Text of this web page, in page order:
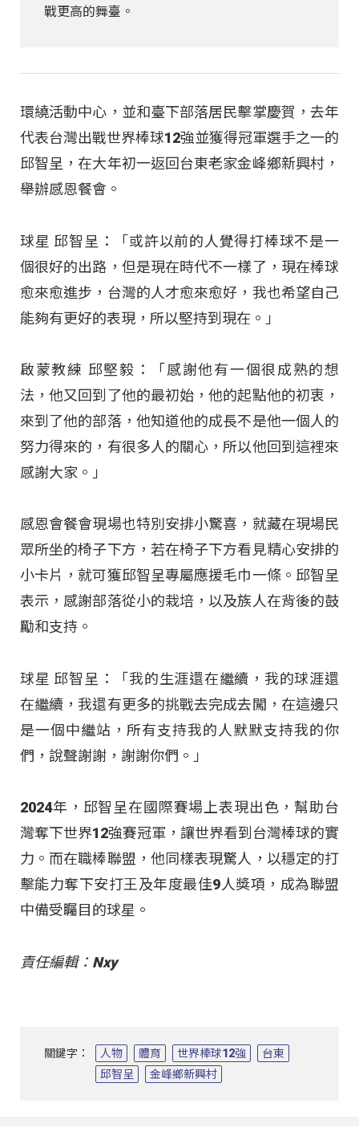
戰更高的舞臺。
環繞活動中心，並和臺下部落居民擊掌慶賀，去年
代表台灣出戰世界棒球12強並獲得冠軍選手之一的
邱智呈，在大年初一返回台東老家金峰鄉新興村，
舉辦感恩餐會。
球星 邱智呈：「或許以前的人覺得打棒球不是一
個很好的出路，但是現在時代不一樣了，現在棒球
愈來愈進步，台灣的人才愈來愈好，我也希望自己
能夠有更好的表現，所以堅持到現在。」
啟蒙教練 邱堅毅：「感謝他有一個很成熟的想
法，他又回到了他的最初始，他的起點他的初衷，
來到了他的部落，他知道他的成長不是他一個人的
努力得來的，有很多人的關心，所以他回到這裡來
感謝大家。」
感恩會餐會現場也特別安排小驚喜，就藏在現場民
眾所坐的椅子下方，若在椅子下方看見精心安排的
小卡片，就可獲邱智呈專屬應援毛巾一條。邱智呈
表示，感謝部落從小的栽培，以及族人在背後的鼓
勵和支持。
球星 邱智呈：「我的生涯還在繼續，我的球涯還
在繼續，我還有更多的挑戰去完成去闖，在這邊只
是一個中繼站，所有支持我的人默默支持我的你
們，說聲謝謝，謝謝你們。」
2024年，邱智呈在國際賽場上表現出色，幫助台
灣奪下世界12強賽冠軍，讓世界看到台灣棒球的實
力。而在職棒聯盟，他同樣表現驚人，以穩定的打
擊能力奪下安打王及年度最佳9人獎項，成為聯盟
中備受矚目的球星。
責任編輯：Nxy
關鍵字： 人物 體育 世界棒球12強
台東
邱智呈
金峰鄉新興村